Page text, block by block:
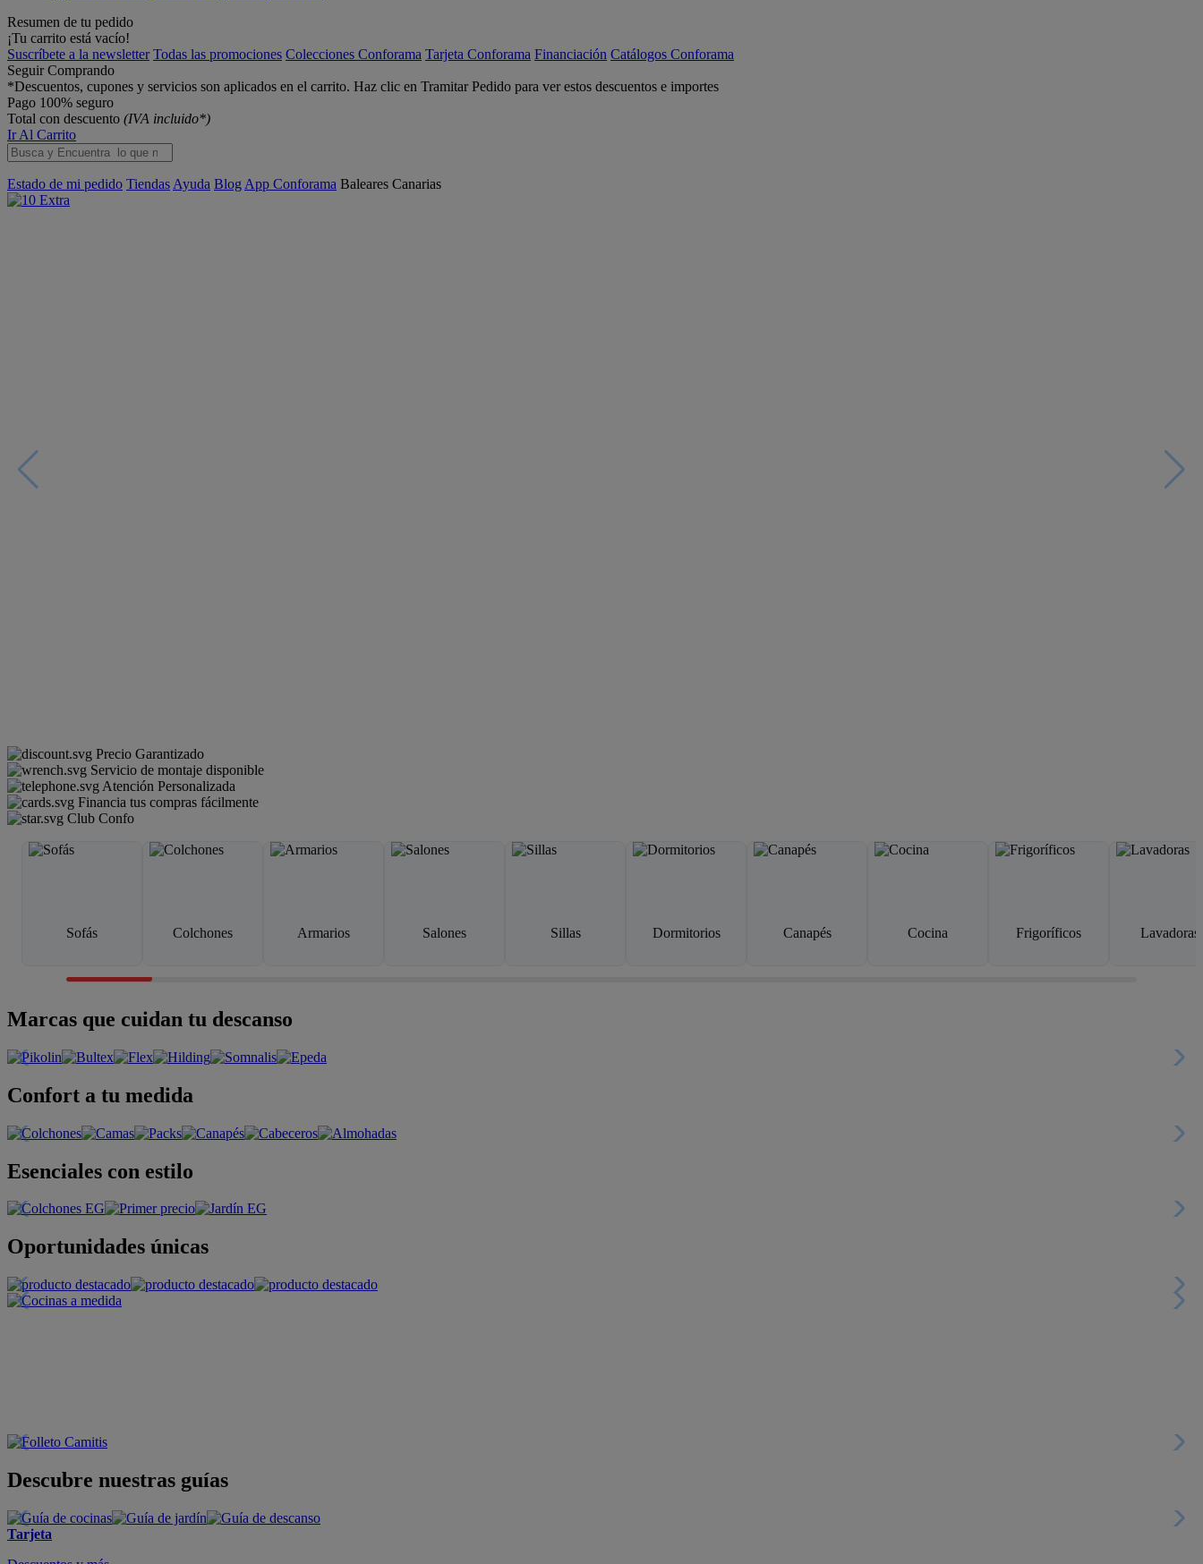
Resumen de tu pedido
¡Tu carrito está vacío!
Suscríbete a la newsletter Todas las promociones Colecciones Conforama Tarjeta Conforama Financiación Catálogos Conforama
Seguir Comprando
*Descuentos, cupones y servicios son aplicados en el carrito. Haz clic en Tramitar Pedido para ver estos descuentos e importes
Pago 100% seguro
Total con descuento (IVA incluido*)
Ir Al Carrito
Estado de mi pedido Tiendas Ayuda Blog App Conforama Baleares Canarias
Precio Garantizado
Servicio de montaje disponible
Atención Personalizada
Financia tus compras fácilmente
Club Confo
Sofás Colchones Armarios Salones Sillas Dormitorios Canapés Cocina Frigoríficos Lavadoras
Marcas que cuidan tu descanso
Confort a tu medida
Esenciales con estilo
Oportunidades únicas
Descubre nuestras guías
Tarjeta